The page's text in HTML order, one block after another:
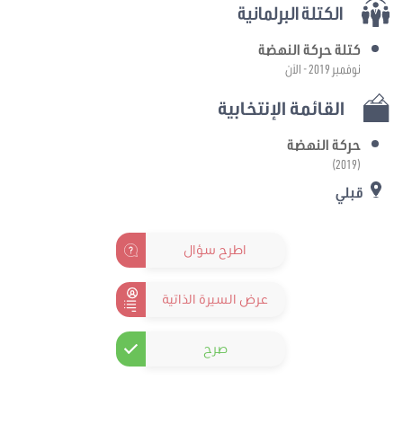
الكتلة البرلمانية
كتلة حركة النهضة
نوفمبر 2019 - الآن
القائمة الإنتخابية
حركة النهضة
(2019)
قبلي
اطرح سؤال
عرض السيرة الذاتية
صرح